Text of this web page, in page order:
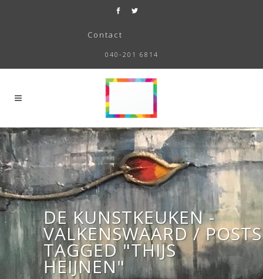
Contact
040-201 6814
DE KUNSTKEUKEN -
VALKENSWAARD/POSTS
TAGGED "THIJS
HEIJNEN"